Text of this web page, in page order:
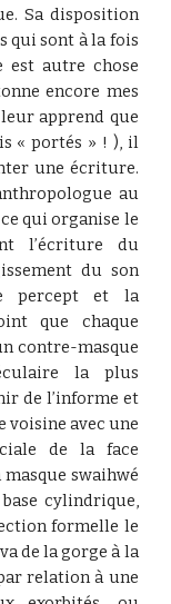
Sa disposition
qui sont à la fois
est autre chose
encore mes
apprend que
« portés » ! ), il
une écriture.
au
qui organise le
l’écriture du
du son
percept et la
que chaque
contre-masque
la plus
de l’informe et
avec une
de la face
swaihwé
cylindrique,
formelle le
de la gorge à la
relation à une